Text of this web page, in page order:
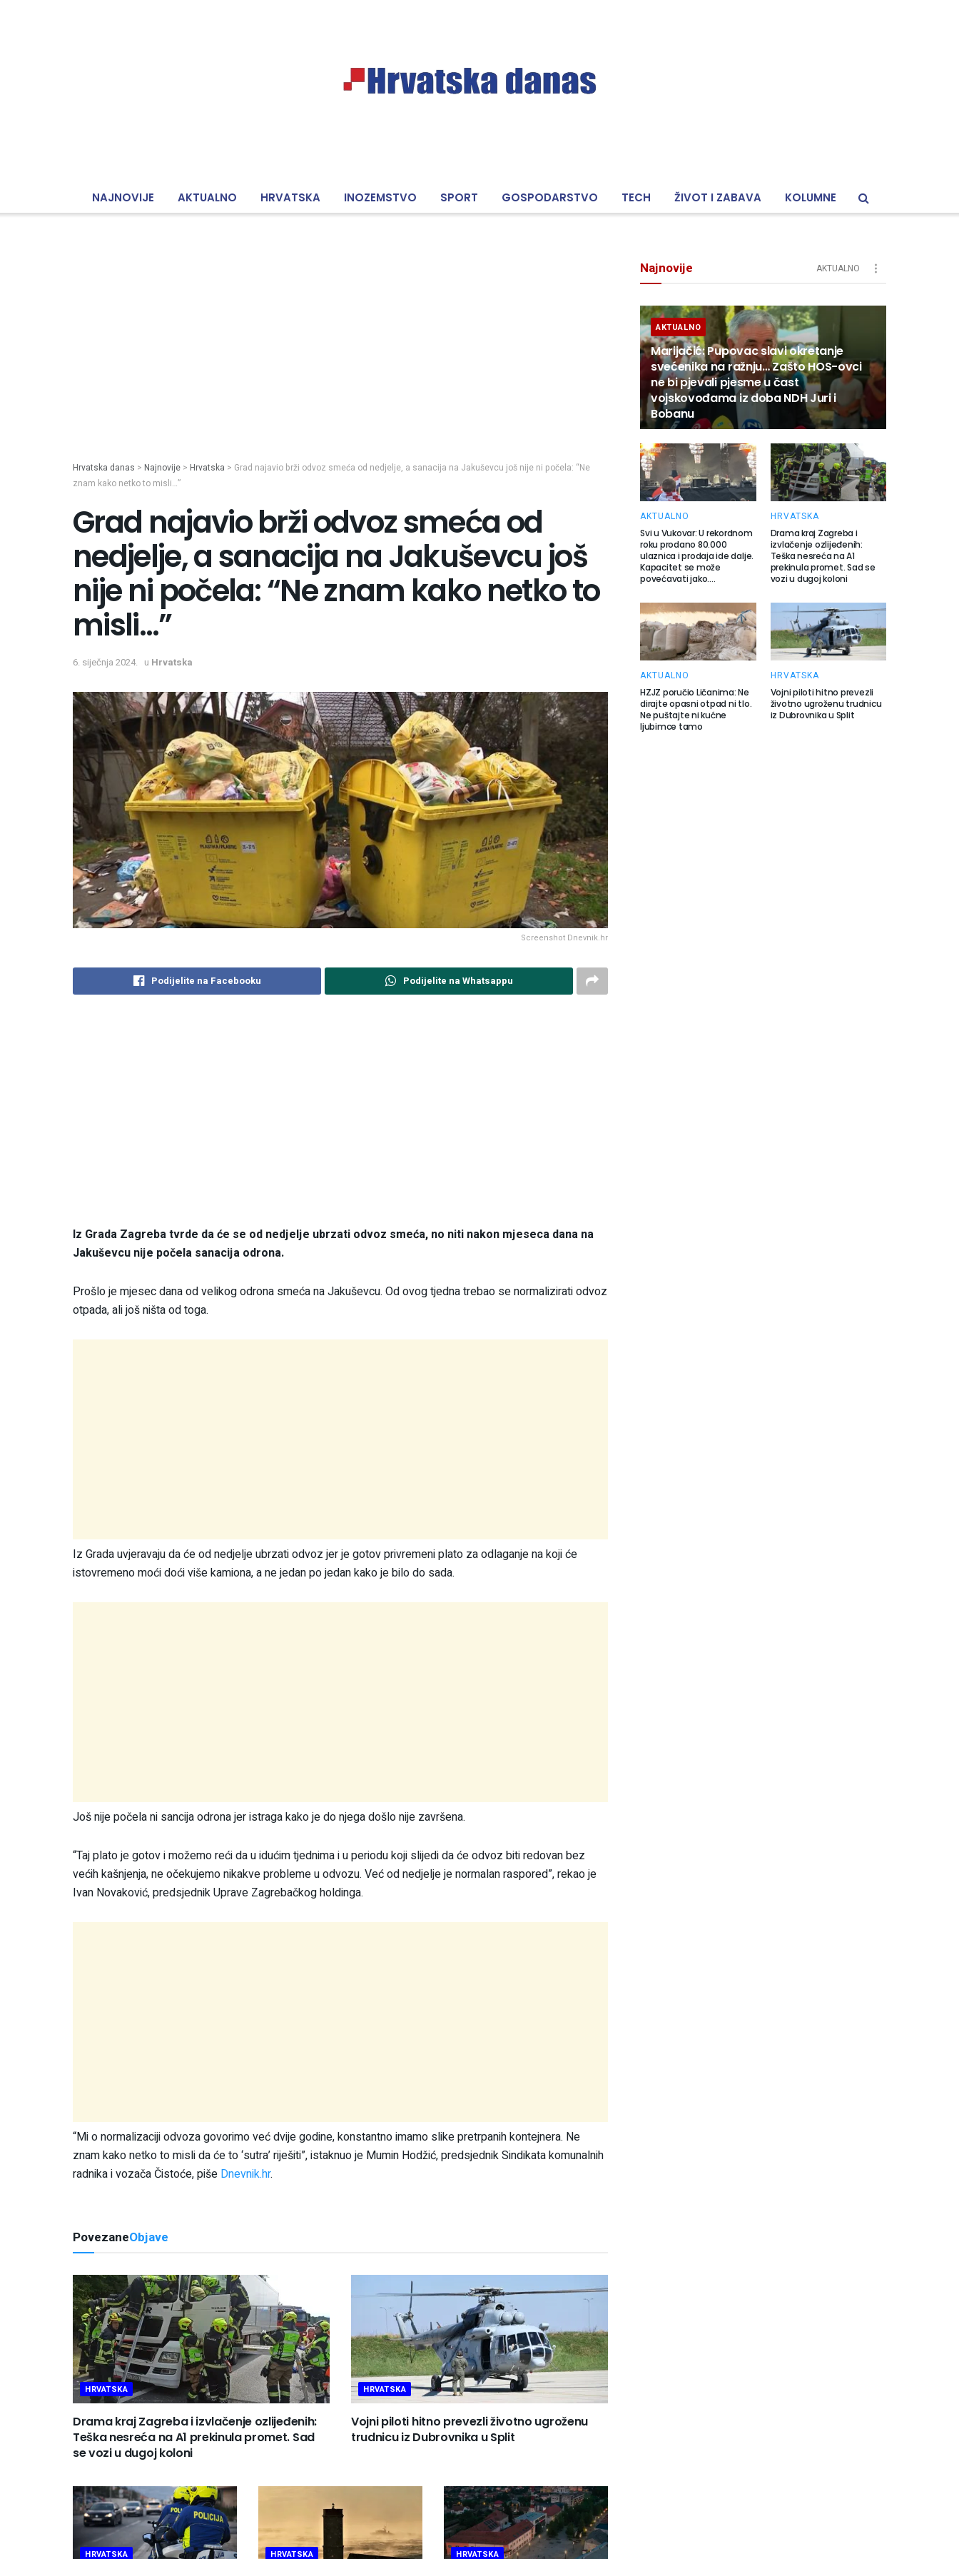
NAJNOVIJE AKTUALNO HRVATSKA INOZEMSTVO SPORT GOSPODARSTVO TECH ŽIVOT I ZABAVA KOLUMNE
Hrvatska danas > Najnovije > Hrvatska > Grad najavio brži odvoz smeća od nedjelje, a sanacija na Jakuševcu još nije ni počela: “Ne
znam kako netko to misli…”
Grad najavio brži odvoz smeća od
nedjelje, a sanacija na Jakuševcu još
nije ni počela: “Ne znam kako netko to
misli…”
6. siječnja 2024. u Hrvatska
Screenshot Dnevnik.hr
Podijelite na Facebooku Podijelite na Whatsappu
Iz Grada Zagreba tvrde da će se od nedjelje ubrzati odvoz smeća, no niti nakon mjeseca dana na
Jakuševcu nije počela sanacija odrona.
Prošlo je mjesec dana od velikog odrona smeća na Jakuševcu. Od ovog tjedna trebao se normalizirati odvoz
otpada, ali još ništa od toga.
Iz Grada uvjeravaju da će od nedjelje ubrzati odvoz jer je gotov privremeni plato za odlaganje na koji će
istovremeno moći doći više kamiona, a ne jedan po jedan kako je bilo do sada.
Još nije počela ni sancija odrona jer istraga kako je do njega došlo nije završena.
“Taj plato je gotov i možemo reći da u idućim tjednima i u periodu koji slijedi da će odvoz biti redovan bez
većih kašnjenja, ne očekujemo nikakve probleme u odvozu. Već od nedjelje je normalan raspored”, rekao je
Ivan Novaković, predsjednik Uprave Zagrebačkog holdinga.
“Mi o normalizaciji odvoza govorimo već dvije godine, konstantno imamo slike pretrpanih kontejnera. Ne
znam kako netko to misli da će to ‘sutra’ riješiti”, istaknuo je Mumin Hodžić, predsjednik Sindikata komunalnih
radnika i vozača Čistoće, piše Dnevnik.hr.
PovezaneObjave
HRVATSKA
Drama kraj Zagreba i izvlačenje ozlijeđenih:
Teška nesreća na A1 prekinula promet. Sad
se vozi u dugoj koloni
HRVATSKA
Vojni piloti hitno prevezli životno ugroženu
trudnicu iz Dubrovnika u Split
HRVATSKA HRVATSKA HRVATSKA
Najnovije AKTUALNO
AKTUALNO
Marijačić: Pupovac slavi okretanje
svećenika na ražnju… Zašto HOS-ovci
ne bi pjevali pjesme u čast
vojskovođama iz doba NDH Juri i
Bobanu
AKTUALNO
Svi u Vukovar: U rekordnom
roku prodano 80.000
ulaznica i prodaja ide dalje.
Kapacitet se može
povećavati jako….
HRVATSKA
Drama kraj Zagreba i
izvlačenje ozlijeđenih:
Teška nesreća na A1
prekinula promet. Sad se
vozi u dugoj koloni
AKTUALNO
HZJZ poručio Ličanima: Ne
dirajte opasni otpad ni tlo.
Ne puštajte ni kućne
ljubimce tamo
HRVATSKA
Vojni piloti hitno prevezli
životno ugroženu trudnicu
iz Dubrovnika u Split